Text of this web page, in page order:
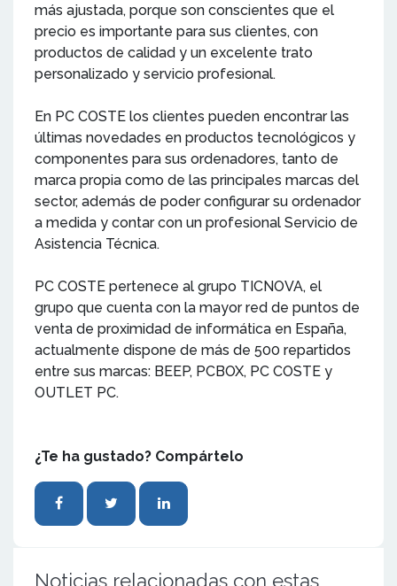
más ajustada, porque son conscientes que el
precio es importante para sus clientes, con
productos de calidad y un excelente trato
personalizado y servicio profesional.
En PC COSTE los clientes pueden encontrar las
últimas novedades en productos tecnológicos y
componentes para sus ordenadores, tanto de
marca propia como de las principales marcas del
sector, además de poder configurar su ordenador
a medida y contar con un profesional Servicio de
Asistencia Técnica.
PC COSTE pertenece al grupo TICNOVA, el
grupo que cuenta con la mayor red de puntos de
venta de proximidad de informática en España,
actualmente dispone de más de 500 repartidos
entre sus marcas: BEEP, PCBOX, PC COSTE y
OUTLET PC.
¿Te ha gustado? Compártelo
Noticias relacionadas con estas